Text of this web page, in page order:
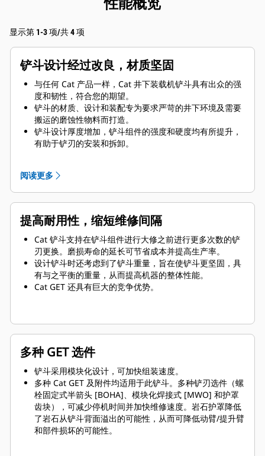
性能概览
显示第 1-3 项/共 4 项
铲斗设计经过改良，材质坚固
与任何 Cat 产品一样，Cat 井下装载机铲斗具有出众的强
度和韧性，符合您的期望。
铲斗的材质、设计和装配专为要求严苛的井下环境及需要
搬运的磨蚀性物料而打造。
铲斗设计厚度增加，铲斗组件的强度和硬度均有所提升，
有助于铲刃的安装和拆卸。
阅读更多
提高耐用性，缩短维修间隔
Cat 铲斗支持在铲斗组件进行大修之前进行更多次数的铲
刃更换。磨损寿命的延长可节省成本并提高生产率。
设计铲斗时还考虑到了铲斗重量，旨在使铲斗更坚固，具
有与之平衡的重量，从而提高机器的整体性能。
Cat GET 还具有巨大的竞争优势。
多种 GET 选件
铲斗采用模块化设计，可加快组装速度。
多种 Cat GET 及附件均适用于此铲斗。多种铲刃选件（螺
栓固定式半箭头 [BOHA]、模块化焊接式 [MWO] 和护罩
齿块），可减少停机时间并加快维修速度。岩石护罩降低
了岩石从铲斗背面溢出的可能性，从而可降低动臂/提升臂
和部件损坏的可能性。